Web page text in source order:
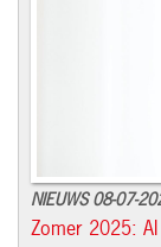
NIEUWS 08-07-
Zomer 2025: